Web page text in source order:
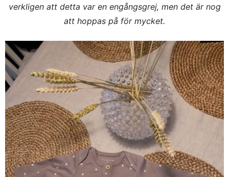
verkligen att detta var en engångsgrej, men det är nog
att hoppas på för mycket.